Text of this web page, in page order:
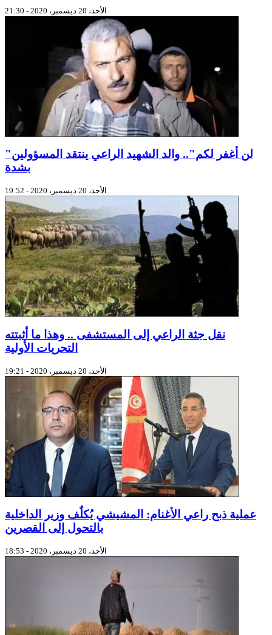
الأحد، 20 ديسمبر، 2020 - 21:30
"لن أغفر لكم".. والد الشهيد الراعي ينتقد المسؤولين
بشدة
الأحد، 20 ديسمبر، 2020 - 19:52
نقل جثة الراعي إلى المستشفى .. وهذا ما أثبتته
التحريات الأولية
الأحد، 20 ديسمبر، 2020 - 19:21
عملية ذبح راعي الأغنام: المشيشي يُكلٌف وزير الداخلية
بالتحول إلى القصرين
الأحد، 20 ديسمبر، 2020 - 18:53